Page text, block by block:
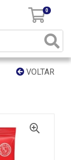
0
VOLTAR